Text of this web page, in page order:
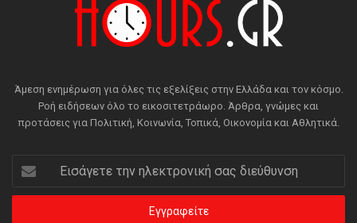
Άμεση ενημέρωση για όλες τις εξελίξεις στην Ελλάδα και τον κόσμο.
Ροή ειδήσεων όλο το εικοσιτετράωρο. Άρθρα, γνώμες και
προτάσεις για Πολιτική, Κοινωνία, Τοπικά, Οικονομία και Αθλητικά.
Εισάγετε
την
ηλεκτρονική